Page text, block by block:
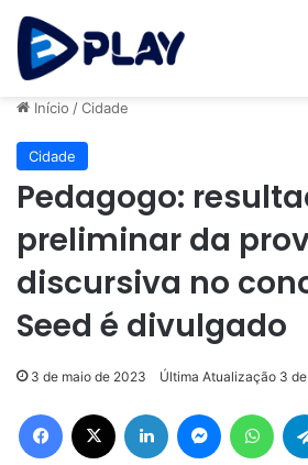
Início /Cidade
Cidade
Pedagogo:
preliminar da
discursiva no
Seed é divulgado
3 de maio de 2023 Última Atualização 3
Facebook Linkedin Messenger